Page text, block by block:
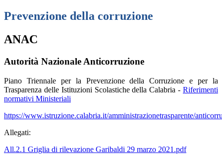
Prevenzione della corruzione
ANAC
Autorità Nazionale Anticorruzione
Piano Triennale per la Prevenzione della Corruzione e per la
Trasparenza delle Istituzioni Scolastiche della Calabria - Riferimenti
normativi Ministeriali
https://www.istruzione.calabria.it/amministrazionetrasparente/
Allegati:
All.2.1 Griglia di rilevazione Garibaldi 29 marzo 2021.pdf